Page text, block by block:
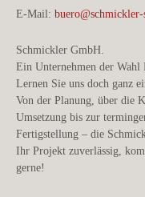
E-Mail:
Schmickler GmbH.
Ein Unternehmen der Wahl
Lernen Sie uns doch ganz
Von der Planung, über die
Umsetzung bis zur
Fertigstellung – die
Ihr Projekt zuverlässig,
gerne!